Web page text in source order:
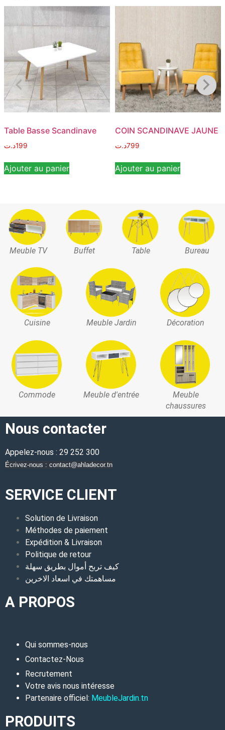
Table Basse Scandinave
199د.ت
Ajouter au panier
COIN SCANDINAVE JAUNE
799د.ت
Ajouter au panier
Meuble TV Buffet Table Bureau
Cuisine Meuble Jardin Décoration
Commode Meuble d'entrée
Meuble
chaussures
Nous contacter
Appelez-nous : 29 252 300
Écrivez-nous : contact@ahladecor.tn
SERVICE CLIENT
Solution de Livraison
Méthodes de paiement
Expédition & Livraison
Politique de retour
كيف تربح أموال بطريق سهلة
مساهمتك في اسعاد الاخرين
A PROPOS
Qui sommes-nous
Contactez-Nous
Recrutement
Votre avis nous intéresse
Partenaire officiel: MeubleJardin.tn
PRODUITS